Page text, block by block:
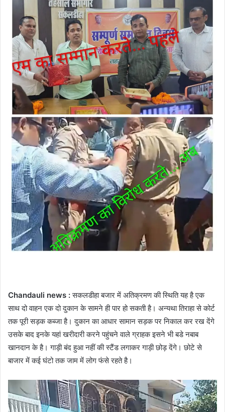
Chandauli news :सकलडीहा बजार में अतिक्रमण की स्थिति यह है एक
साथ दो वाहन एक दो दुकान के सामने ही पार हो सकती है। अन्यथा तिराहा से कोर्ट
तक पूरी सड़क कब्जा है। दुकान का आधार सामान सड़क पर निकाल कर रख देंगे
उसके बाद इनके यहां खरीदारी करने पहुंचने वाले ग्राहक इसने भी बडे नबाब
खानदान के है। गाड़ी बंद हुआ नहीं की स्टैंड लगाकर गाड़ी छोड़ देंगे। छोटे से
बाजार में कई घंटो तक जाम में लोग फंसे रहते है।